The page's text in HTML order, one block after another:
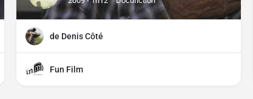
de Denis Côté
Fun Film